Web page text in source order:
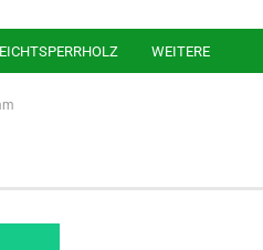
WEITERE